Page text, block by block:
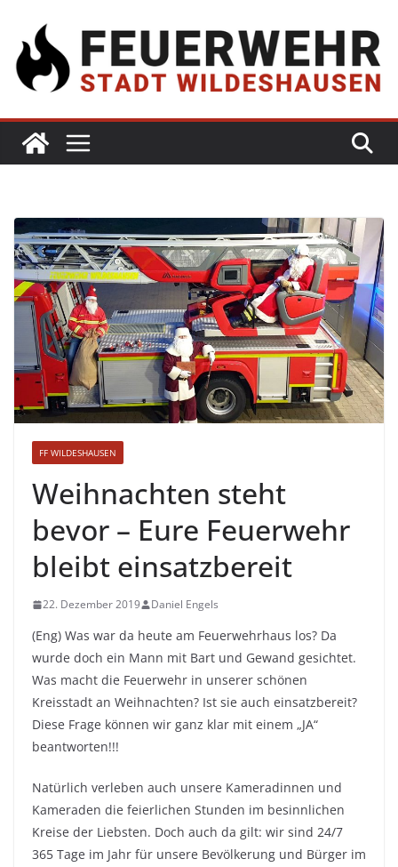
FF WILDESHAUSEN
Weihnachten steht
bevor – Eure Feuerwehr
bleibt einsatzbereit
22. Dezember 2019 Daniel Engels
(Eng) Was war da heute am Feuerwehrhaus los? Da
wurde doch ein Mann mit Bart und Gewand gesichtet.
Was macht die Feuerwehr in unserer schönen
Kreisstadt an Weihnachten? Ist sie auch einsatzbereit?
Diese Frage können wir ganz klar mit einem „JA“
beantworten!!!
Natürlich verleben auch unsere Kameradinnen und
Kameraden die feierlichen Stunden im besinnlichen
Kreise der Liebsten. Doch auch da gilt: wir sind 24/7
365 Tage im Jahr für unsere Bevölkerung und Bürger im